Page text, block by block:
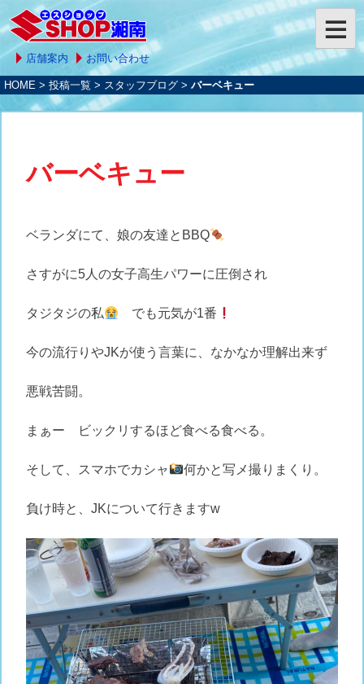
店舗案内 お問い合わせ
HOME > 投稿一覧 > スタッフブログ > バーベキュー
バーベキュー
ベランダにて、娘の友達とBBQ
さすがに5人の女子高生パワーに圧倒され
タジタジの私 でも元気が1番
今の流行りやJKが使う言葉に、なかなか理解出来ず
悪戦苦闘。
まぁー ビックリするほど食べる食べる。
そして、スマホでカシャ 何かと写メ撮りまくり。
負け時と、JKについて行きますw